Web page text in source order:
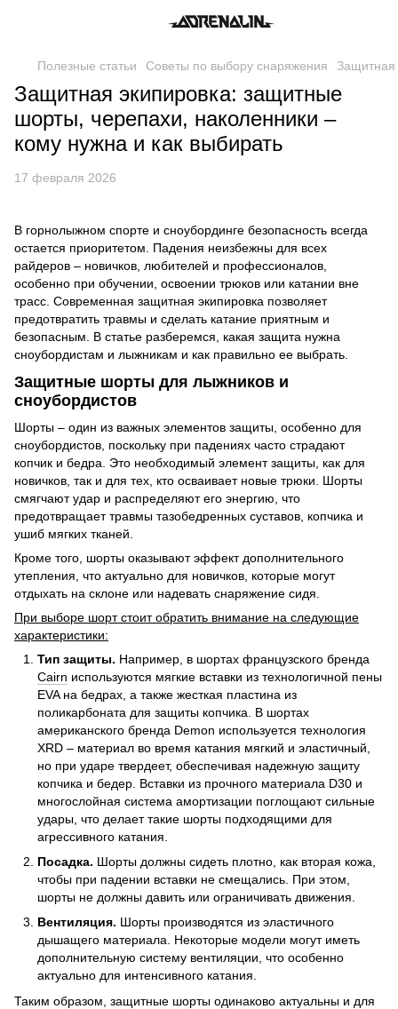
Полезные статьи Советы по выбору снаряжения Защитная
Защитная экипировка: защитные
шорты, черепахи, наколенники –
кому нужна и как выбирать
17 февраля 2026
В горнолыжном спорте и сноубординге безопасность всегда
остается приоритетом. Падения неизбежны для всех
райдеров – новичков, любителей и профессионалов,
особенно при обучении, освоении трюков или катании вне
трасс. Современная защитная экипировка позволяет
предотвратить травмы и сделать катание приятным и
безопасным. В статье разберемся, какая защита нужна
сноубордистам и лыжникам и как правильно ее выбрать.
Защитные шорты для лыжников и
сноубордистов
Шорты – один из важных элементов защиты, особенно для
сноубордистов, поскольку при падениях часто страдают
копчик и бедра. Это необходимый элемент защиты, как для
новичков, так и для тех, кто осваивает новые трюки. Шорты
смягчают удар и распределяют его энергию, что
предотвращает травмы тазобедренных суставов, копчика и
ушиб мягких тканей.
Кроме того, шорты оказывают эффект дополнительного
утепления, что актуально для новичков, которые могут
отдыхать на склоне или надевать снаряжение сидя.
При выборе шорт стоит обратить внимание на следующие
характеристики:
Тип защиты. Например, в шортах французского бренда
Cairn используются мягкие вставки из технологичной пены
EVA на бедрах, а также жесткая пластина из
поликарбоната для защиты копчика. В шортах
американского бренда Demon используется технология
XRD – материал во время катания мягкий и эластичный,
но при ударе твердеет, обеспечивая надежную защиту
копчика и бедер. Вставки из прочного материала D30 и
многослойная система амортизации поглощают сильные
удары, что делает такие шорты подходящими для
агрессивного катания.
Посадка. Шорты должны сидеть плотно, как вторая кожа,
чтобы при падении вставки не смещались. При этом,
шорты не должны давить или ограничивать движения.
Вентиляция. Шорты производятся из эластичного
дышащего материала. Некоторые модели могут иметь
дополнительную систему вентиляции, что особенно
актуально для интенсивного катания.
Таким образом, защитные шорты одинаково актуальны и для